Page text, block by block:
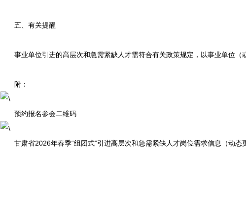
五、有关提醒
事业单位引进的高层次和急需紧缺人才需符合有关政策规定，以事业单位（
附：
预约报名参会二维码
甘肃省2026年春季“组团式”引进高层次和急需紧缺人才岗位需求信息（动态